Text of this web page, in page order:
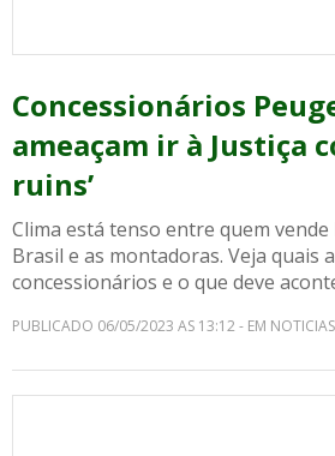
Concessionários
ameaçam ir à Justiça
ruins’
Clima está tenso entre quem
Brasil e as montadoras. Veja quais
concessionários e o que deve
PUBLICADO 06/05/2023 AS 13:12 - EM NOTICIAS